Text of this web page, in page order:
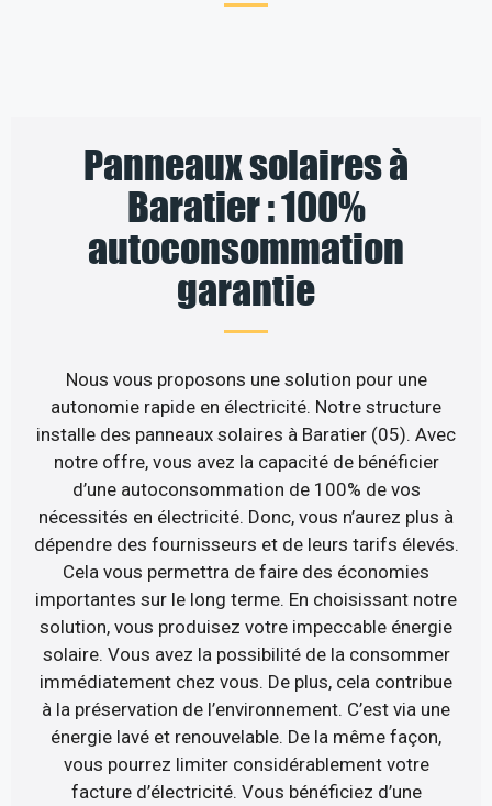
Panneaux solaires à
Baratier : 100%
autoconsommation
garantie
Nous vous proposons une solution pour une
autonomie rapide en électricité. Notre structure
installe des panneaux solaires à Baratier (05). Avec
notre offre, vous avez la capacité de bénéficier
d’une autoconsommation de 100% de vos
nécessités en électricité. Donc, vous n’aurez plus à
dépendre des fournisseurs et de leurs tarifs élevés.
Cela vous permettra de faire des économies
importantes sur le long terme. En choisissant notre
solution, vous produisez votre impeccable énergie
solaire. Vous avez la possibilité de la consommer
immédiatement chez vous. De plus, cela contribue
à la préservation de l’environnement. C’est via une
énergie lavé et renouvelable. De la même façon,
vous pourrez limiter considérablement votre
facture d’électricité. Vous bénéficiez d’une